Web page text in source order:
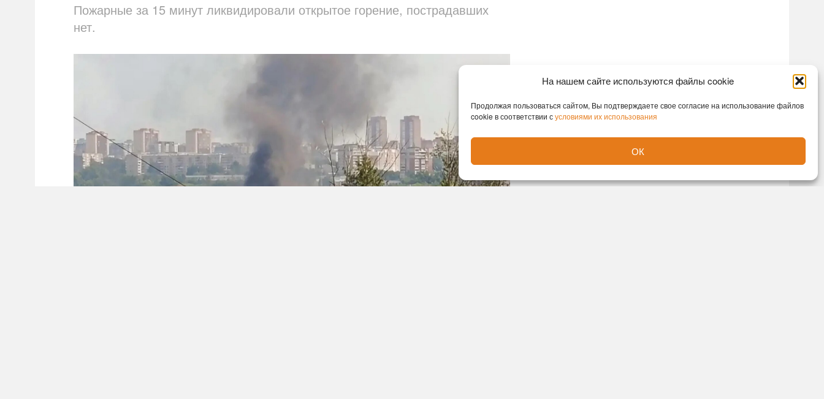
На нашем сайте используются файлы cookie
Продолжая пользоваться сайтом, Вы подтверждаете свое согласие на использование файлов
cookie в соответствии сусловиями их использования
ОК
Пожарные за 15 минут ликвидировали открытое горение, пострадавших
нет.